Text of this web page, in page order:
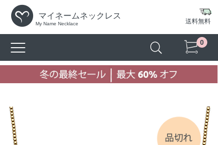
マイネームネックレス
My Name Necklace 送料無料
0